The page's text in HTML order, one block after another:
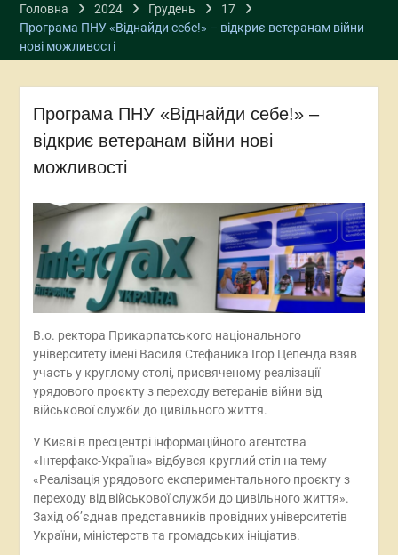
Головна 2024 Грудень
17
Програма ПНУ «Віднайди себе!» – відкриє ветеранам війни
нові можливості
Програма ПНУ «Віднайди себе!» –
відкриє ветеранам війни нові
можливості
В.о. ректора Прикарпатського національного
університету імені Василя Стефаника Ігор Цепенда взяв
участь у круглому столі, присвяченому реалізації
урядового проєкту з переходу ветеранів війни від
військової служби до цивільного життя.
У Києві в пресцентрі інформаційного агентства
«Інтерфакс-Україна» відбувся круглий стіл на тему
«Реалізація урядового експериментального проєкту з
переходу від військової служби до цивільного життя».
Захід об’єднав представників провідних університетів
України, міністерств та громадських ініціатив.